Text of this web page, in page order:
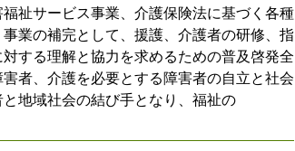
祉サービス事業、介護保険法に基づく各種
業の補完として、援護、介護者の研修、指
する理解と協力を求めるための普及啓発全
者、介護を必要とする障害者の自立と社会
地域社会の結び手となり、福祉の